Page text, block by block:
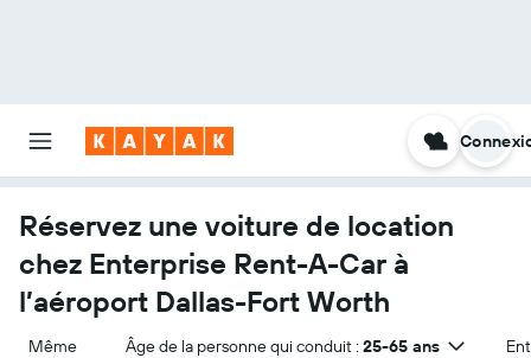
Réservez une voiture de location
chez Enterprise Rent-A-Car à
l’aéroport Dallas-Fort Worth
Même
Âge de la personne qui conduit : 25-65 ans